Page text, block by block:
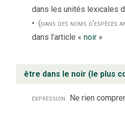
dans les unités lexicales
(dans des noms d'espèces
dans l’article « noir »
être dans le noir (le plus
expression Ne rien